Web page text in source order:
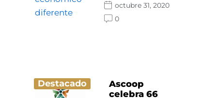
octubre 31, 2020
0
Destacado
Ascoop
celebra 66